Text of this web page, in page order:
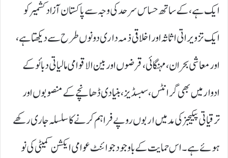
ایک ہے، کے ساتھ حساس سرحد کی وجہ سے پاکستان آزاد کشمیر کو
ایک تزویراتی اثاثہ اور اخلاقی ذمہ داری دونوں طرح سے دیکھتا ہے،
اور معاشی بحران، مہنگائی، قرضوں اور بین الاقوامی مالیاتی دبائو کے
ادوار میں بھی گرانٹس، سبسڈیز، بنیادی ڈھانچے کے منصوبوں اور
ترقیاتی پیکیجز کی مد میں اربوں روپے فراہم کرنے کا سلسلہ جاری رکھے
ہوئے ہے۔ اس حمایت کے باوجود جوائنٹ عوامی ایکشن کمیٹی کی نو